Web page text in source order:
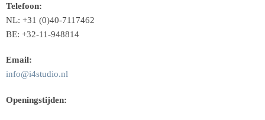
Telefoon:
NL: +31 (0)40-7117462
BE: +32-11-948814
Email:
info@i4studio.nl
Openingstijden: